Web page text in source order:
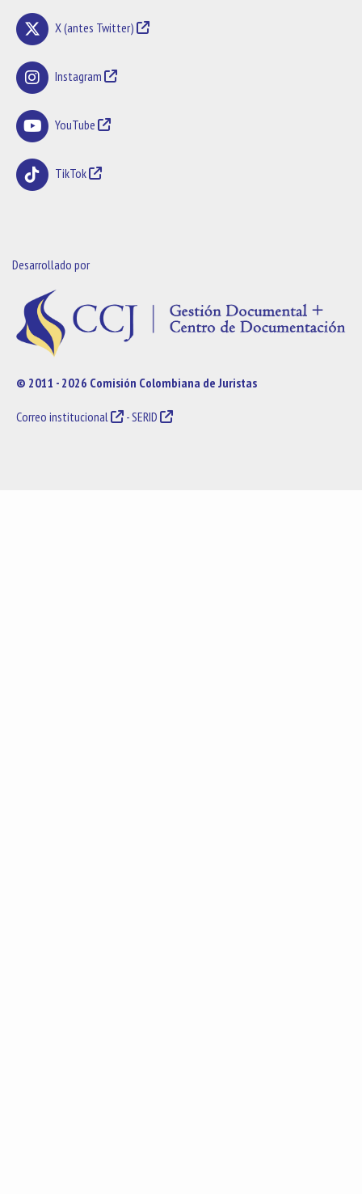
X (antes Twitter)
Instagram
YouTube
TikTok
Desarrollado por
© 2011 - 2026 Comisión Colombiana de Juristas
Correo institucional -SERID